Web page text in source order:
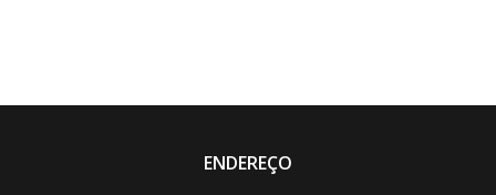
ENDEREÇO